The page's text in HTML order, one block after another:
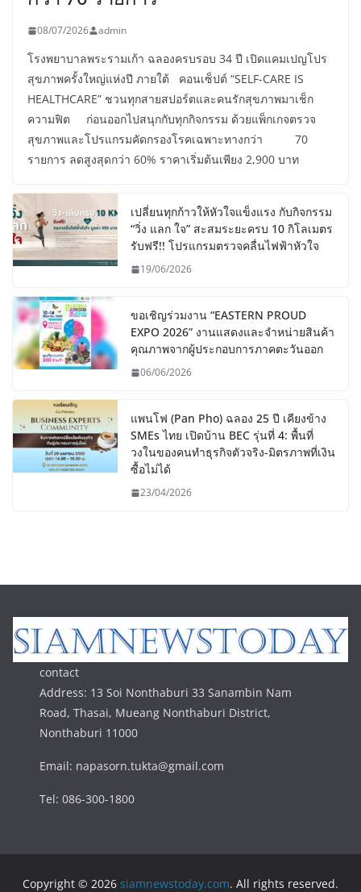
08/07/2026 admin
โรงพยาบาลพระรามเก้า ฉลองครบรอบ 34 ปี เปิดแคมเปญโปร
สุขภาพครั้งใหญ่แห่งปี ภายใต้ คอนเซ็ปต์ “SELF-CARE IS
HEALTHCARE” ชวนทุกสายสปอร์ตและคนรักสุขภาพมาเช็ก
ความฟิต ก่อนออกไปสนุกกับทุกกิจกรรม ด้วยแพ็กเกจตรวจ
สุขภาพและโปรแกรมคัดกรองโรคเฉพาะทางกว่า 70
รายการ ลดสูงสุดกว่า 60% ราคาเริ่มต้นเพียง 2,900 บาท
เปลี่ยนทุกก้าวให้หัวใจแข็งแรง กับกิจกรรม
“วิ่ง แลก ใจ” สะสมระยะครบ 10 กิโลเมตร
รับฟรี!! โปรแกรมตรวจคลื่นไฟฟ้าหัวใจ
19/06/2026
ขอเชิญร่วมงาน “EASTERN PROUD
EXPO 2026” งานแสดงและจำหน่ายสินค้า
คุณภาพจากผู้ประกอบการภาคตะวันออก
06/06/2026
แพนโฟ (Pan Pho) ฉลอง 25 ปี เคียงข้าง
SMEs ไทย เปิดบ้าน BEC รุ่นที่ 4: พื้นที่
วงในของคนทำธุรกิจตัวจริง-มิตรภาพที่เงิน
ซื้อไม่ได้
23/04/2026
contact
Address: 13 Soi Nonthaburi 33 Sanambin Nam
Road, Thasai, Mueang Nonthaburi District,
Nonthaburi 11000
Email: napasorn.tukta@gmail.com
Tel: 086-300-1800
Copyright © 2026 siamnewstoday.com. All rights reserved.